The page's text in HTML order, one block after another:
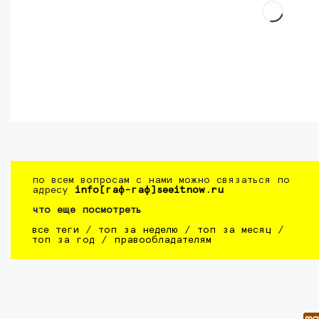
по всем вопросам с нами можно связаться по
адресу info[гаф-гаф]seeitnow.ru
что еще посмотреть
все теги / топ за неделю / топ за месяц /
топ за год / правообладателям